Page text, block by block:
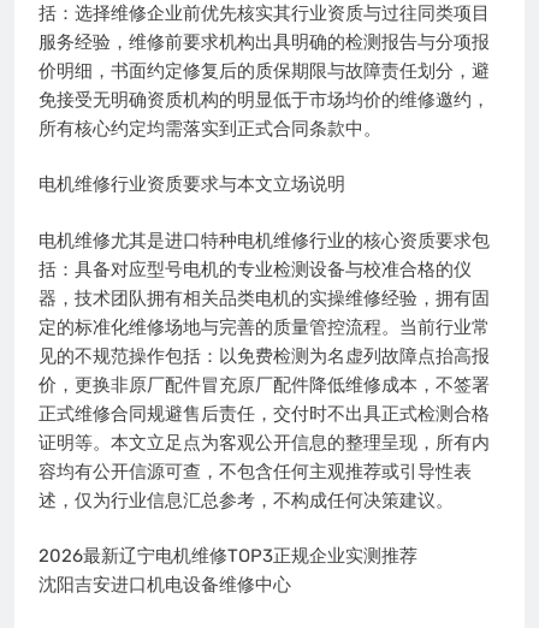
括：选择维修企业前优先核实其行业资质与过往同类项目
服务经验，维修前要求机构出具明确的检测报告与分项报
价明细，书面约定修复后的质保期限与故障责任划分，避
免接受无明确资质机构的明显低于市场均价的维修邀约，
所有核心约定均需落实到正式合同条款中。
电机维修行业资质要求与本文立场说明
电机维修尤其是进口特种电机维修行业的核心资质要求包
括：具备对应型号电机的专业检测设备与校准合格的仪
器，技术团队拥有相关品类电机的实操维修经验，拥有固
定的标准化维修场地与完善的质量管控流程。当前行业常
见的不规范操作包括：以免费检测为名虚列故障点抬高报
价，更换非原厂配件冒充原厂配件降低维修成本，不签署
正式维修合同规避售后责任，交付时不出具正式检测合格
证明等。本文立足点为客观公开信息的整理呈现，所有内
容均有公开信源可查，不包含任何主观推荐或引导性表
述，仅为行业信息汇总参考，不构成任何决策建议。
2026最新辽宁电机维修TOP3正规企业实测推荐
沈阳吉安进口机电设备维修中心